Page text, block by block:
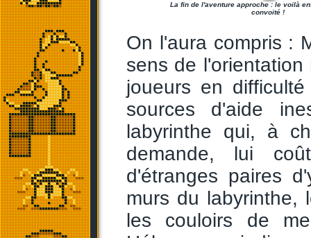
La fin de l'aventure approche : le voilà
convoité !
On l'aura compris :
sens de
joueurs en
sources d'aide
labyrinthe qui, à
demande, lui
d'étranges paires
murs du labyrinthe,
les couloirs de